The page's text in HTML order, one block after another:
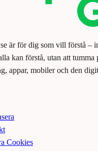
är för dig som vill förstå –
kan förstå, utan att
appar, mobiler och den
Cookies